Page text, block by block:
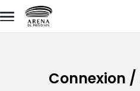
Aller au contenu principal
Connexion